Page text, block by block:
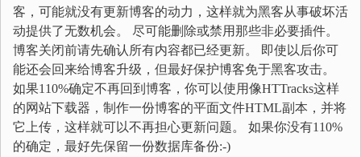
客，可能就没有更新博客的动力，这样就为黑客从事破坏活
动提供了无数机会。 尽可能删除或禁用那些非必要插件。
博客关闭前请先确认所有内容都已经更新。 即使以后你可
能还会回来给博客升级，但最好保护博客免于黑客攻击。
如果110%确定不再回到博客，你可以使用像HTTracks这样
的网站下载器，制作一份博客的平面文件HTML副本，并将
它上传，这样就可以不再担心更新问题。 如果你没有110%
的确定，最好先保留一份数据库备份:-)